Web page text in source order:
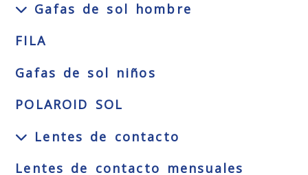
Gafas de sol hombre
FILA
Gafas de sol niños
POLAROID SOL
Lentes de contacto
Lentes de contacto mensuales